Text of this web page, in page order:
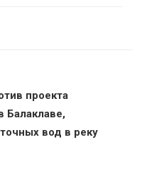
проекта
Балаклаве,
вод в реку